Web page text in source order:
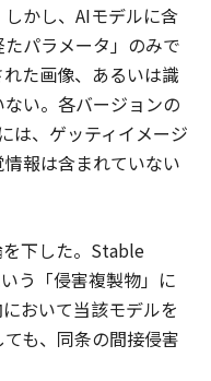
かし、AIモデルに含
パラメータ」のみで
た画像、あるいは識
い。各バージョンの
は、ゲッティイメージ
報は含まれていない
を下した。Stable
う「侵害複製物」に
おいて当該モデルを
も、同条の間接侵害